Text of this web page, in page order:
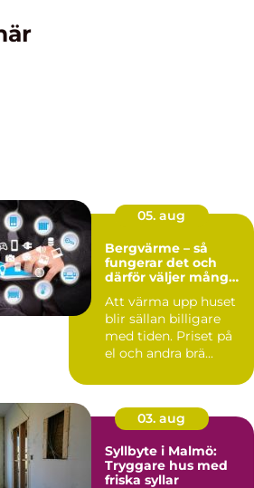
05. aug
Bergvärme – så
fungerar det och
därför väljer många
Att värma upp huset
blir sällan billigare
med tiden. Priset på
el och andra brä...
03. aug
Syllbyte i Malmö:
Tryggare hus med
friska syllar